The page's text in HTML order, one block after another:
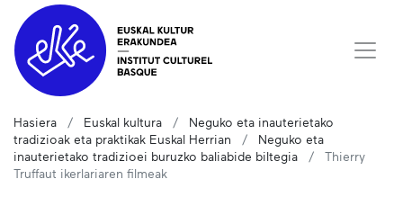
Hasiera Euskal kultura
Neguko eta inauterietako
tradizioak eta praktikak Euskal Herrian
Neguko eta
inauterietako tradizioei buruzko baliabide biltegia
Thierry
Truffaut ikerlariaren filmeak